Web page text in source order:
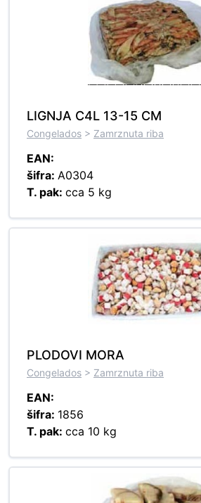
LIGNJA C4L 13-15 CM
Congelados > Zamrznuta riba
EAN:
šifra: A0304
T. pak: cca 5 kg
PLODOVI MORA
Congelados > Zamrznuta riba
EAN:
šifra: 1856
T. pak: cca 10 kg